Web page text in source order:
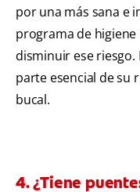
por una más sana e
programa de
disminuir ese riesgo.
parte esencial de su
bucal.
4. ¿Tiene